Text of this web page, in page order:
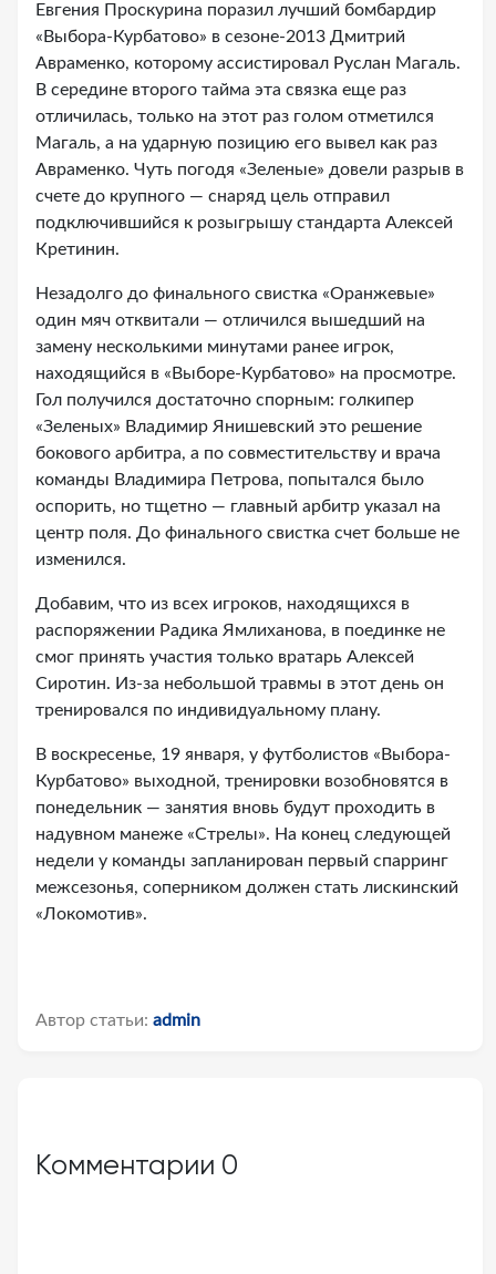
Евгения Проскурина поразил лучший бомбардир
«Выбора-Курбатово» в сезоне-2013 Дмитрий
Авраменко, которому ассистировал Руслан Магаль.
В середине второго тайма эта связка еще раз
отличилась, только на этот раз голом отметился
Магаль, а на ударную позицию его вывел как раз
Авраменко. Чуть погодя «Зеленые» довели разрыв в
счете до крупного — снаряд цель отправил
подключившийся к розыгрышу стандарта Алексей
Кретинин.
Незадолго до финального свистка «Оранжевые»
один мяч отквитали — отличился вышедший на
замену несколькими минутами ранее игрок,
находящийся в «Выборе-Курбатово» на просмотре.
Гол получился достаточно спорным: голкипер
«Зеленых» Владимир Янишевский это решение
бокового арбитра, а по совместительству и врача
команды Владимира Петрова, попытался было
оспорить, но тщетно — главный арбитр указал на
центр поля. До финального свистка счет больше не
изменился.
Добавим, что из всех игроков, находящихся в
распоряжении Радика Ямлиханова, в поединке не
смог принять участия только вратарь Алексей
Сиротин. Из-за небольшой травмы в этот день он
тренировался по индивидуальному плану.
В воскресенье, 19 января, у футболистов «Выбора-
Курбатово» выходной, тренировки возобновятся в
понедельник — занятия вновь будут проходить в
надувном манеже «Стрелы». На конец следующей
недели у команды запланирован первый спарринг
межсезонья, соперником должен стать лискинский
«Локомотив».
Автор статьи: admin
Комментарии 0